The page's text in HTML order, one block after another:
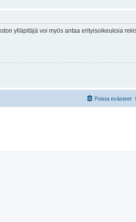
ylläpitäjä voi myös antaa erityisoikeuksia
Poista evästeet